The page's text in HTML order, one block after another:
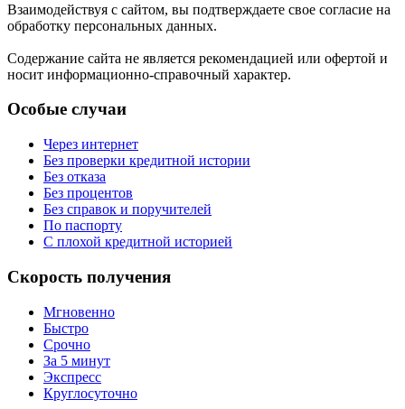
Взаимодействуя с сайтом, вы подтверждаете свое согласие на
обработку персональных данных.
Содержание сайта не является рекомендацией или офертой и
носит информационно-справочный характер.
Особые случаи
Через интернет
Без проверки кредитной истории
Без отказа
Без процентов
Без справок и поручителей
По паспорту
С плохой кредитной историей
Скорость получения
Мгновенно
Быстро
Срочно
За 5 минут
Экспресс
Круглосуточно